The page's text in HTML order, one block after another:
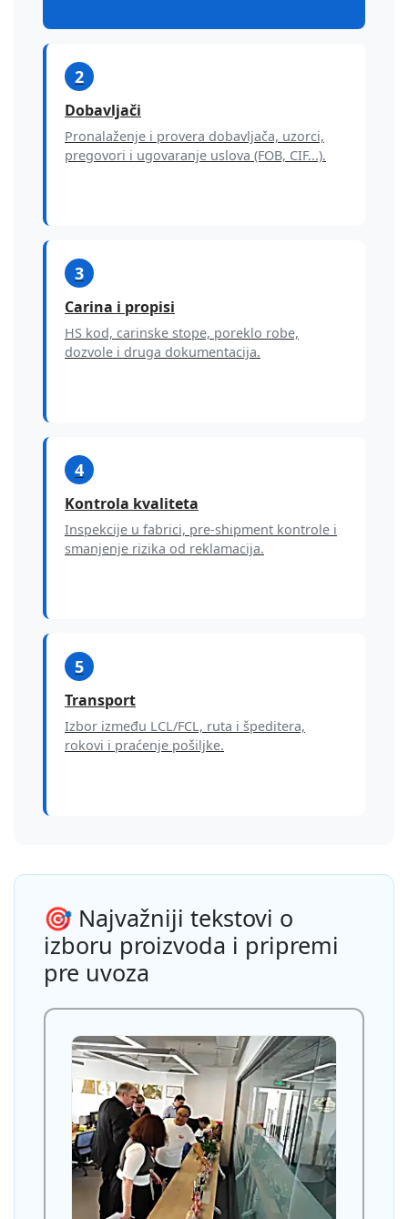
2
Dobavljači
Pronalaženje i provera dobavljača, uzorci,
pregovori i ugovaranje uslova (FOB, CIF...).
3
Carina i propisi
HS kod, carinske stope, poreklo robe,
dozvole i druga dokumentacija.
4
Kontrola kvaliteta
Inspekcije u fabrici, pre-shipment kontrole i
smanjenje rizika od reklamacija.
5
Transport
Izbor između LCL/FCL, ruta i špeditera,
rokovi i praćenje pošiljke.
🎯 Najvažniji tekstovi o
izboru proizvoda i pripremi
pre uvoza